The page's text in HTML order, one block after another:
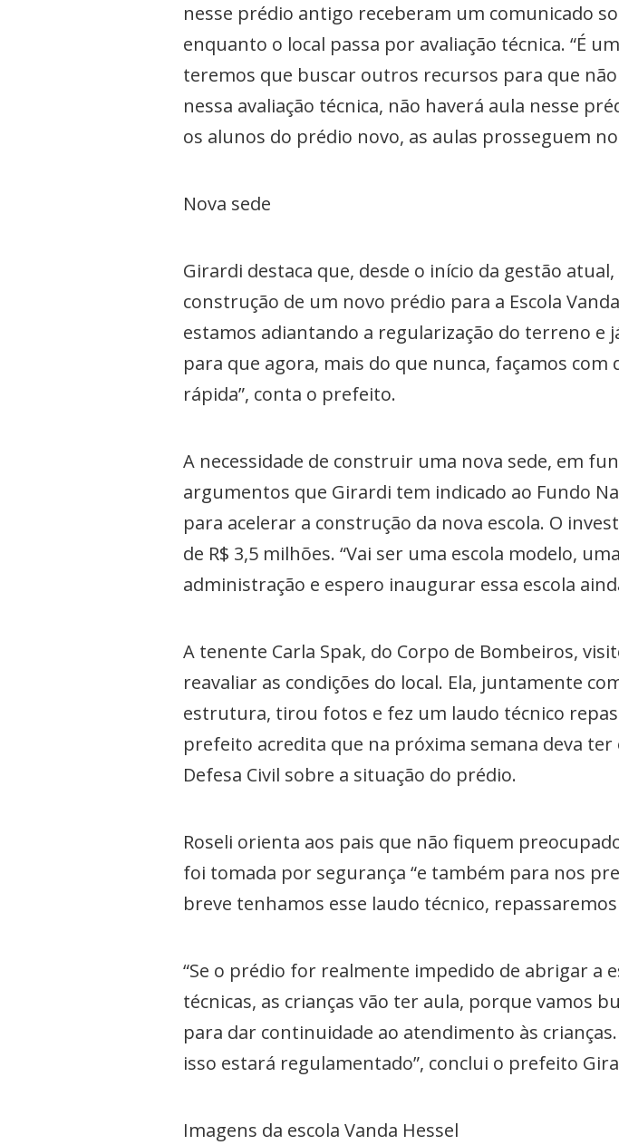
nesse prédio antigo receberam um comunicado
enquanto o local passa por avaliação técnica. “É
teremos que buscar outros recursos para que
nessa avaliação técnica, não haverá aula nesse
os alunos do prédio novo, as aulas prosseguem
Nova sede
Girardi destaca que, desde o início da gestão
construção de um novo prédio para a Escola
estamos adiantando a regularização do terreno e
para que agora, mais do que nunca, façamos com
rápida”, conta o prefeito.
A necessidade de construir uma nova sede, em
argumentos que Girardi tem indicado ao Fundo
para acelerar a construção da nova escola. O
de R$ 3,5 milhões. “Vai ser uma escola modelo,
administração e espero inaugurar essa escola
A tenente Carla Spak, do Corpo de Bombeiros,
reavaliar as condições do local. Ela, juntamente
estrutura, tirou fotos e fez um laudo técnico
prefeito acredita que na próxima semana deva
Defesa Civil sobre a situação do prédio.
Roseli orienta aos pais que não fiquem
foi tomada por segurança “e também para nos
breve tenhamos esse laudo técnico,
“Se o prédio for realmente impedido de abrigar a
técnicas, as crianças vão ter aula, porque vamos
para dar continuidade ao atendimento às
isso estará regulamentado”, conclui o prefeito
Imagens da escola Vanda Hessel